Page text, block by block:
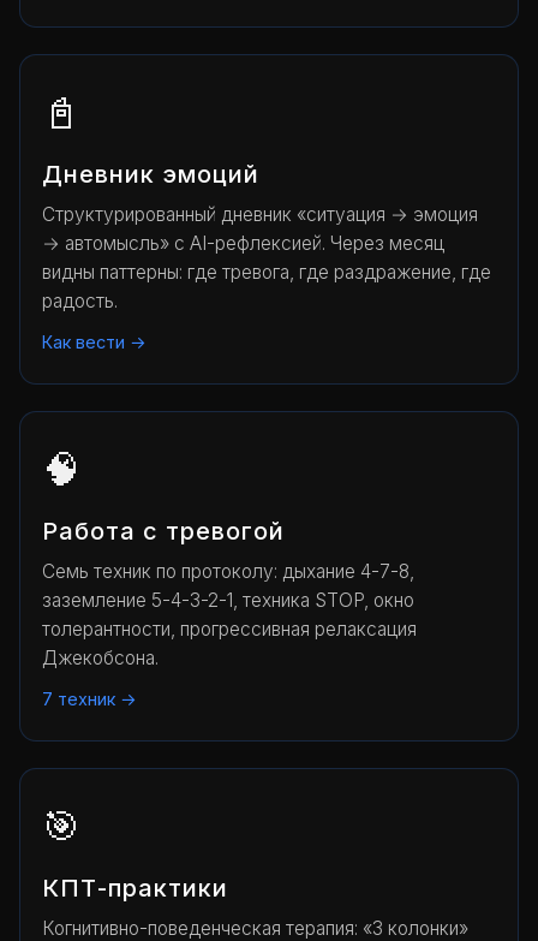
📓
Дневник эмоций
Структурированный дневник «ситуация → эмоция
→ автомысль» с AI-рефлексией. Через месяц
видны паттерны: где тревога, где раздражение, где
радость.
Как вести →
🧠
Работа с тревогой
Семь техник по протоколу: дыхание 4-7-8,
заземление 5-4-3-2-1, техника STOP, окно
толерантности, прогрессивная релаксация
Джекобсона.
7 техник →
🎯
КПТ-практики
Когнитивно-поведенческая терапия: «3 колонки»